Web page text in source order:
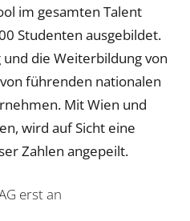
im gesamten Talent
Studenten ausgebildet.
die Weiterbildung von
führenden nationalen
Mit Wien und
wird auf Sicht eine
Zahlen angepeilt.
erst an